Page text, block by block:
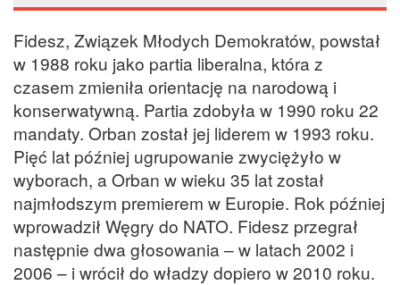
Fidesz, Związek Młodych Demokratów, powstał
w 1988 roku jako partia liberalna, która z
czasem zmieniła orientację na narodową i
konserwatywną. Partia zdobyła w 1990 roku 22
mandaty. Orban został jej liderem w 1993 roku.
Pięć lat później ugrupowanie zwyciężyło w
wyborach, a Orban w wieku 35 lat został
najmłodszym premierem w Europie. Rok później
wprowadził Węgry do NATO. Fidesz przegrał
następnie dwa głosowania – w latach 2002 i
2006 – i wrócił do władzy dopiero w 2010 roku.